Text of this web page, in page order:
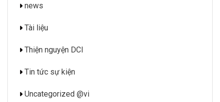
news
Tài liệu
Thiện nguyện DCI
Tin tức sự kiện
Uncategorized @vi